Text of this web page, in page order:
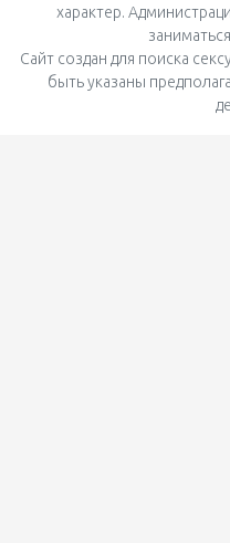
характер.
Сайт создан для поиска
быть указаны